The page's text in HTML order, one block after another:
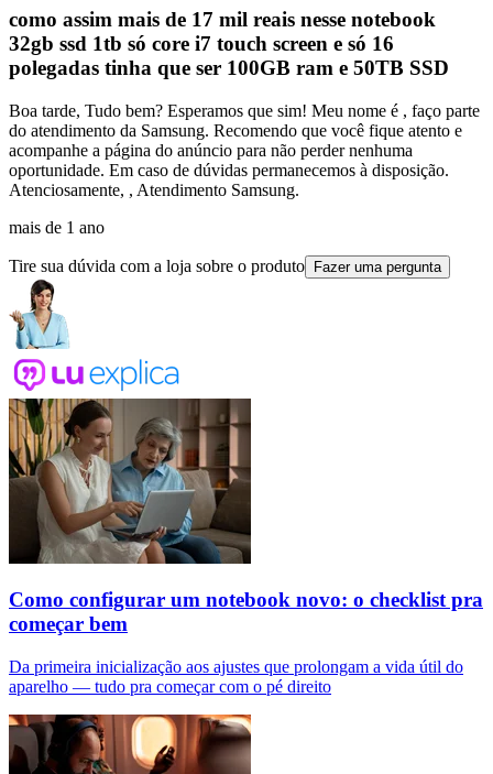
como assim mais de 17 mil reais nesse notebook
32gb ssd 1tb só core i7 touch screen e só 16
polegadas tinha que ser 100GB ram e 50TB SSD
Boa tarde, Tudo bem? Esperamos que sim! Meu nome é , faço parte
do atendimento da Samsung. Recomendo que você fique atento e
acompanhe a página do anúncio para não perder nenhuma
oportunidade. Em caso de dúvidas permanecemos à disposição.
Atenciosamente, , Atendimento Samsung.
mais de 1 ano
Tire sua dúvida com a loja sobre o produto Fazer uma pergunta
Como configurar um notebook novo: o checklist pra
começar bem
Da primeira inicialização aos ajustes que prolongam a vida útil do
aparelho — tudo pra começar com o pé direito